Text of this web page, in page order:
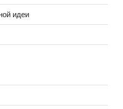
идеи